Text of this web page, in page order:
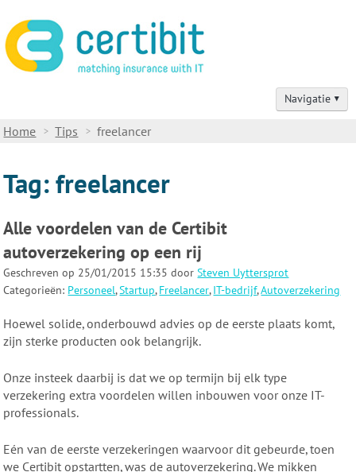
Navigatie
Home
Verzekeringsproducten
Schadegevallen
Contact
Over ons
Home Tips freelancer
Tag: freelancer
Alle voordelen van de Certibit
autoverzekering op een rij
Geschreven op 25/01/2015 15:35 doorSteven Uyttersprot
Categorieën: Personeel,Startup,Freelancer,IT-bedrijf,Autoverzekering
Hoewel solide, onderbouwd advies op de eerste plaats komt,
zijn sterke producten ook belangrijk.
Onze insteek daarbij is dat we op termijn bij elk type
verzekering extra voordelen willen inbouwen voor onze IT-
professionals.
Eén van de eerste verzekeringen waarvoor dit gebeurde, toen
we Certibit opstartten, was de autoverzekering. We mikken